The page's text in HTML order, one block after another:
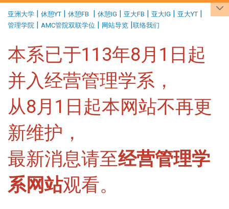
亚洲大学 | 休憩YT | 休憩FB | 休憩IG | 亚大FB | 亚大IG | 亚大YT |
管理学院 | AMC管院双联学位 | 网站导览 |联络我们
本系已于113年8月1日起
并入经营管理学系，
从8月1日起本网站不再更
新维护，
最新消息请至经营管理学
系网站观看。